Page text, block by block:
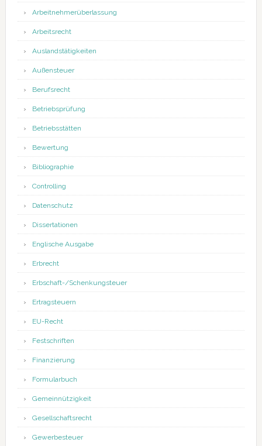
Arbeitnehmerüberlassung
Arbeitsrecht
Auslandstätigkeiten
Außensteuer
Berufsrecht
Betriebsprüfung
Betriebsstätten
Bewertung
Bibliographie
Controlling
Datenschutz
Dissertationen
Englische Ausgabe
Erbrecht
Erbschaft-/Schenkungsteuer
Ertragsteuern
EU-Recht
Festschriften
Finanzierung
Formularbuch
Gemeinnützigkeit
Gesellschaftsrecht
Gewerbesteuer